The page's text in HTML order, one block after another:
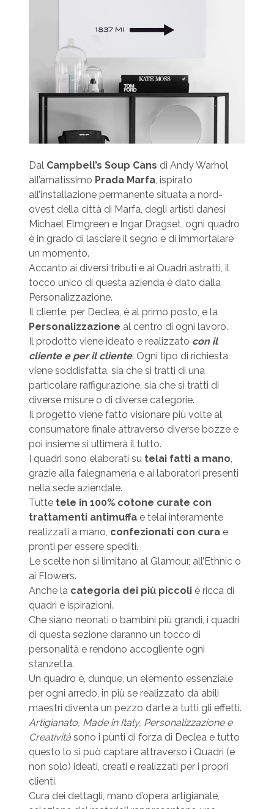
Dal Campbell’s Soup Cans di Andy Warhol
all’amatissimo Prada Marfa, ispirato
all’installazione permanente situata a nord-
ovest della città di Marfa, degli artisti danesi
Michael Elmgreen e Ingar Dragset, ogni quadro
è in grado di lasciare il segno e di immortalare
un momento.
Accanto ai diversi tributi e ai Quadri astratti, il
tocco unico di questa azienda è dato dalla
Personalizzazione.
Il cliente, per Declea, è al primo posto, e la
Personalizzazione al centro di ogni lavoro.
Il prodotto viene ideato e realizzato con il
cliente e per il cliente. Ogni tipo di richiesta
viene soddisfatta, sia che si tratti di una
particolare raffigurazione, sia che si tratti di
diverse misure o di diverse categorie.
Il progetto viene fatto visionare più volte al
consumatore finale attraverso diverse bozze e
poi insieme si ultimerà il tutto.
I quadri sono elaborati su telai fatti a mano,
grazie alla falegnameria e ai laboratori presenti
nella sede aziendale.
Tutte tele in 100% cotone curate con
trattamenti antimuffae telai interamente
realizzati a mano, confezionati con curae
pronti per essere spediti.
Le scelte non si limitano al Glamour, all’Ethnic o
ai Flowers.
Anche lacategoria dei più piccoliè ricca di
quadri e ispirazioni.
Che siano neonati o bambini più grandi, i quadri
di questa sezione daranno un tocco di
personalità e rendono accogliente ogni
stanzetta.
Un quadro è, dunque, un elemento essenziale
per ogni arredo, in più se realizzato da abili
maestri diventa un pezzo d’arte a tutti gli effetti.
Artigianato, Made in Italy, Personalizzazione e
Creativitàsono i punti di forza di Declea e tutto
questo lo si può captare attraverso i Quadri (e
non solo) ideati, creati e realizzati per i propri
clienti.
Cura dei dettagli, mano d’opera artigianale,